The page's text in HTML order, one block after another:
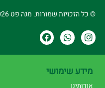
© כל הזכויות שמורות. מגה פט 2026.
מידע שימושי
אודותינו